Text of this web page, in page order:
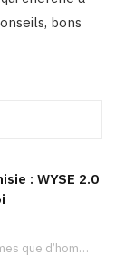
bons
: WYSE 2.0
La Tunisie forme plus de femmes que d’hommes dans les filières scientifiques. Pourtant, pour beaucoup…